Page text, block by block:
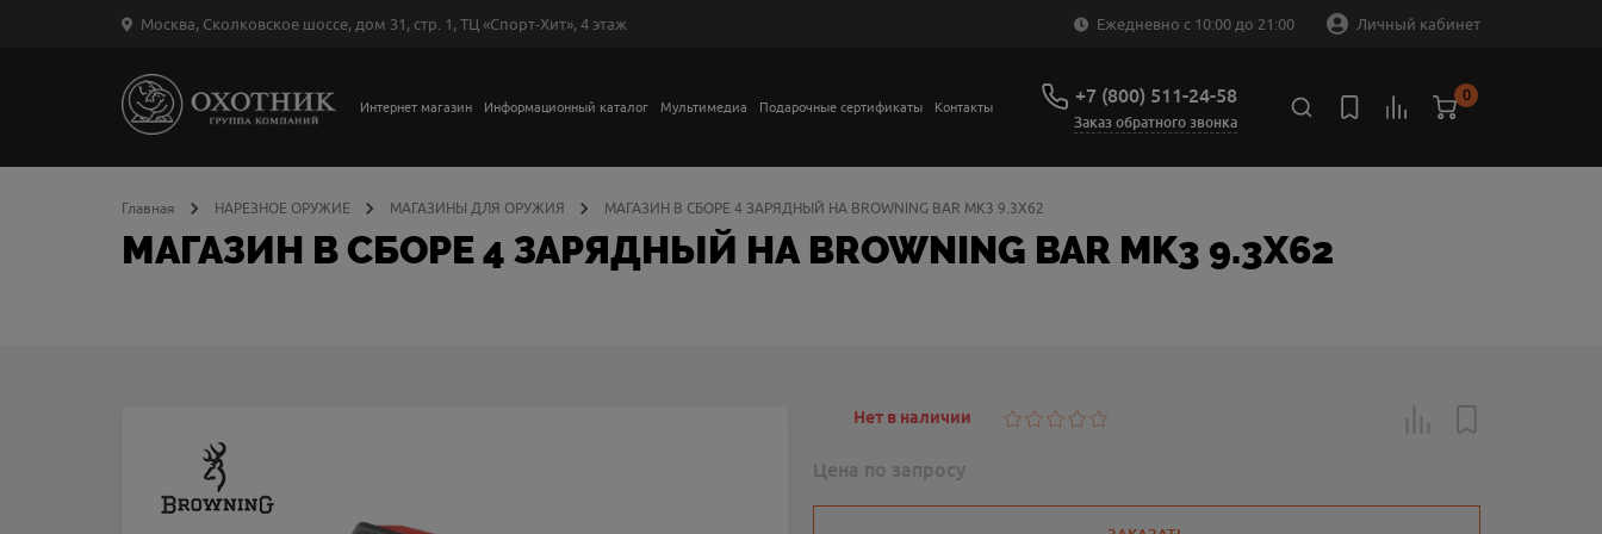
Москва, Сколковское шоссе, дом 31, стр. 1, ТЦ «Спорт-Хит», 4 этаж Ежедневно с 10:00 до 21:00 Личный кабинет
←
Интернет магазин Информационный каталог Мультимедиа Подарочные сертификаты Контакты +7 (800) 511-24-58
Заказ обратного звонка
0
Главная НАРЕЗНОЕ ОРУЖИЕ МАГАЗИНЫ ДЛЯ ОРУЖИЯ МАГАЗИН В СБОРЕ 4 ЗАРЯДНЫЙ НА BROWNING BAR MK3 9.3X62
МАГАЗИН В СБОРЕ 4 ЗАРЯДНЫЙ НА BROWNING BAR MK3 9.3X62
Нет в наличии
Цена по запросу